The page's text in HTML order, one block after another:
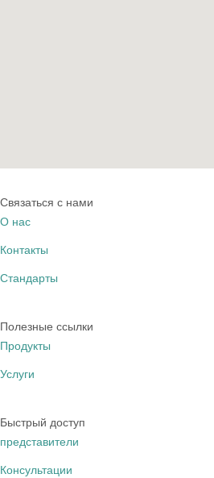
Связаться с нами
О нас
Контакты
Стандарты
Полезные ссылки
Продукты
Услуги
Быстрый доступ
представители
Консультации